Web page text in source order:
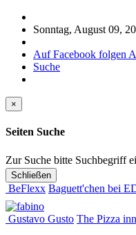
Sonntag, August 09,
Auf Facebook folgen
Suche
×
Seiten Suche
Zur Suche bitte Suchbegriff
Schließen
BeFlexx Baguett'chen bei
Gustavo Gusto The Pizza